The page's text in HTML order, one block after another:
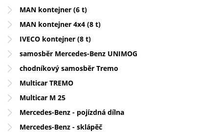
MAN kontejner (6 t)
MAN kontejner 4x4 (8 t)
IVECO kontejner (8 t)
samosběr Mercedes-Benz UNIMOG
chodníkový samosběr Tremo
Multicar TREMO
Multicar M 25
Mercedes-Benz - pojízdná dílna
Mercedes-Benz - sklápěč